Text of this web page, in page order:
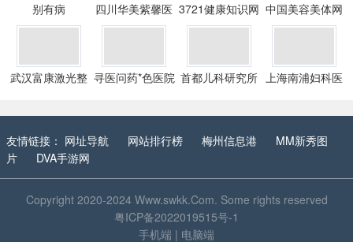
别有病
四川华美紫馨医
学美容整形医院
3721健康知识网 中国美容美体网
武汉富康激光整 寻医问药*色医院 首都儿科研究所 上海南浦妇科医
友情链接： 网址导航 网站排行榜 梅州信息港
MM新秀图
片
DVA手游网
Copyright 2020-2024 Www.swkk.Com. Some rights reserved
粤ICP备2022019515号-1
手机端 | 电脑端